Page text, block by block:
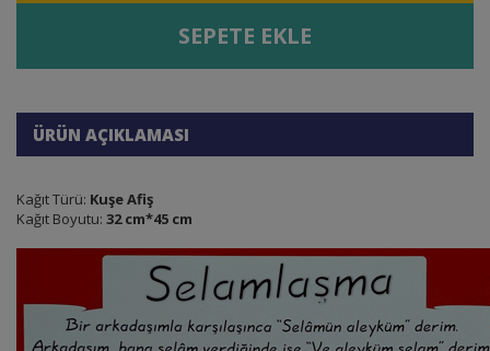
SEPETE EKLE
ÜRÜN AÇIKLAMASI
Kağıt Türü: Kuşe Afiş
Kağıt Boyutu: 32 cm*45 cm